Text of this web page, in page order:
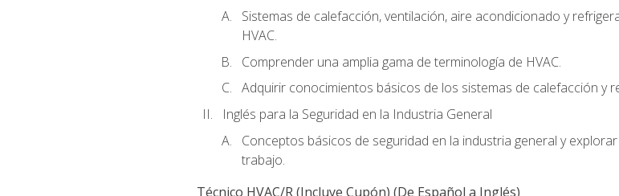
Sistemas de calefacción, ventilación, aire acondicionado y
HVAC.
Comprender una amplia gama de terminología de HVAC.
Adquirir conocimientos básicos de los sistemas de calefacción y
Inglés para la Seguridad en la Industria General
Conceptos básicos de seguridad en la industria general y
trabajo.
Técnico HVAC/R (Incluye Cupón) (De Español a Inglés)